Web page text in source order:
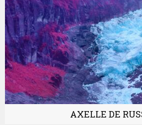
AXELLE DE